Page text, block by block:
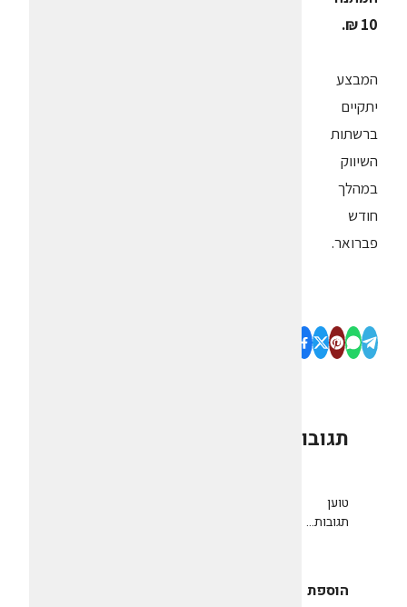
10 ₪.
המבצע
יתקיים
ברשתות
השיווק
במהלך
חודש
פברואר.
תגובות
טוען
תגובות...
הוספת